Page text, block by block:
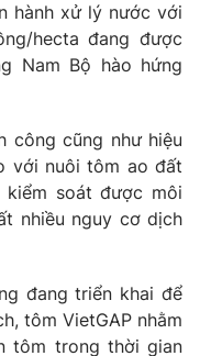
hành xử lý nước với
hecta đang được
Nam Bộ hào hứng
công cũng như hiệu
với nuôi tôm ao đất
soát được môi
nhiều nguy cơ dịch
đang triển khai để
tôm VietGAP nhằm
tôm trong thời gian